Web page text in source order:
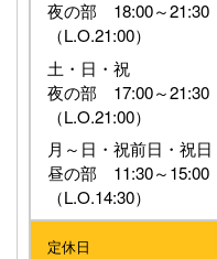
夜の部 18:00～21:30
（L.O.21:00）
土・日・祝
夜の部 17:00～21:30
（L.O.21:00）
月～日・祝前日・祝日
昼の部 11:30～15:00
（L.O.14:30）
定休日